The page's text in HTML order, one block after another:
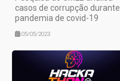
casos de corrupção durante
pandemia de covid-19
05/05/2023